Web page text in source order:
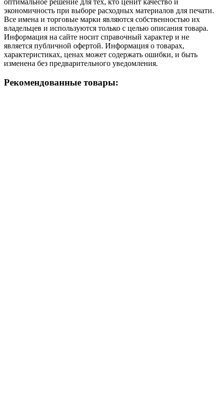
экономичность при выборе расходных материалов для печати.
Все имена и торговые марки являются собственностью их
владельцев и используются только с целью описания товара.
Информация на сайте носит справочный характер и не
является публичной офертой. Информация о товарах,
характеристиках, ценах может содержать ошибки, и быть
изменена без предварительного уведомления.
Рекомендованные товары: